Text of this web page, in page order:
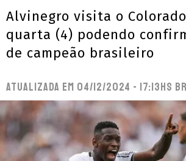
Alvinegro visita o
quarta (4) podendo
de campeão brasileiro
Atualizada em 04/12/2024 - 17:13hs